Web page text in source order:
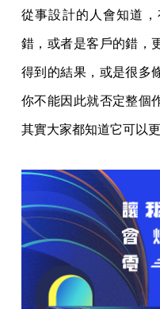
從事設計的人會知道
錯，或者是客戶的錯，
得到的結果，或是很多
你不能因此就否定整個
其實大家都知道它可以更